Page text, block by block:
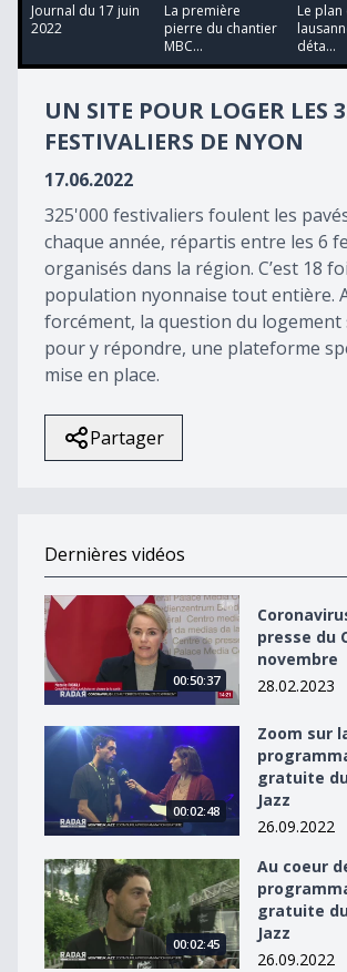
14
minutes,
seconds
Journal du 17 juin
2022
La première
pierre du chantier
MBC...
Le plan
déta...
UN SITE POUR LOGER LES
FESTIVALIERS DE NYON
17.06.2022
325'000 festivaliers foulent les
chaque année, répartis entre les 6
organisés dans la région. C’est 18
population nyonnaise tout entière.
forcément, la question du logement
pour y répondre, une plateforme
mise en place.
Partager
Dernières vidéos
Coronavirus : Conf de presse du CF
00:50:37
presse du
novembre
28.02.2023
Zoom sur la programmation
00:02:48
Zoom sur
gratuite
Jazz
26.09.2022
Au coeur de la programmation
00:02:45
Au coeur
gratuite
Jazz
26.09.2022